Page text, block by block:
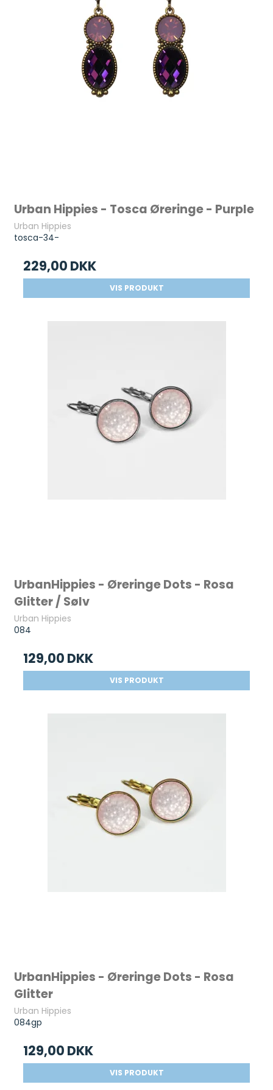
Urban Hippies - Tosca Øreringe - Purple
Urban Hippies
tosca-34-
229,00 DKK
VIS PRODUKT
UrbanHippies - Øreringe Dots - Rosa
Glitter / Sølv
Urban Hippies
084
129,00 DKK
VIS PRODUKT
UrbanHippies - Øreringe Dots - Rosa
Glitter
Urban Hippies
084gp
129,00 DKK
VIS PRODUKT